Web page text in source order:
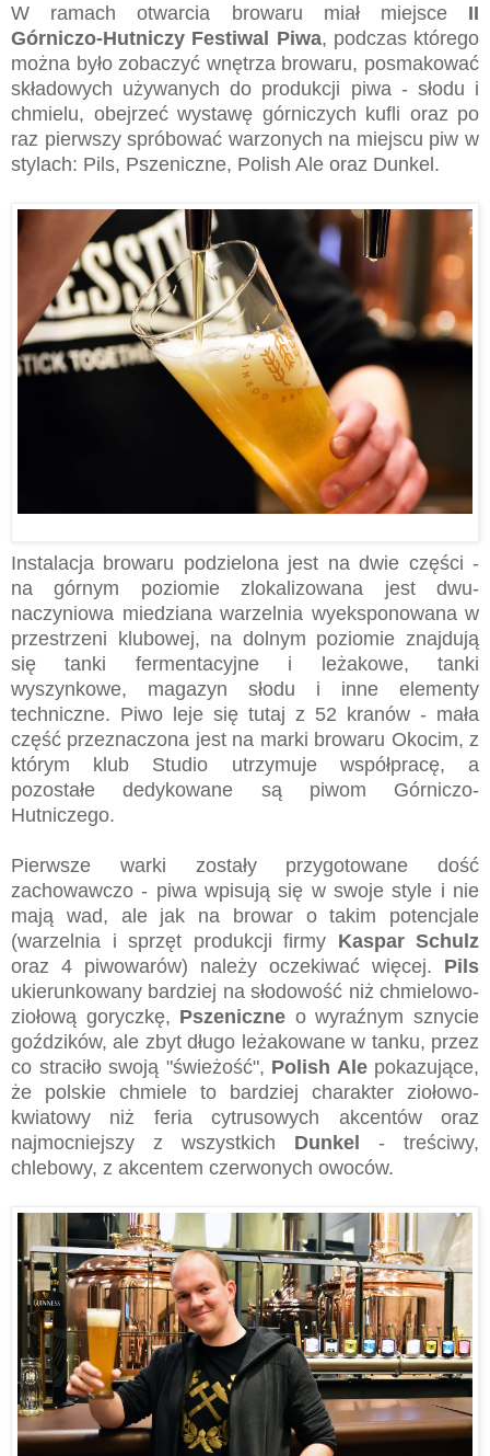
W ramach otwarcia browaru miał miejsce II
Górniczo-Hutniczy Festiwal Piwa, podczas którego
można było zobaczyć wnętrza browaru, posmakować
składowych używanych do produkcji piwa - słodu i
chmielu, obejrzeć wystawę górniczych kufli oraz po
raz pierwszy spróbować warzonych na miejscu piw w
stylach: Pils, Pszeniczne, Polish Ale oraz Dunkel.
Instalacja browaru podzielona jest na dwie części -
na górnym poziomie zlokalizowana jest dwu-
naczyniowa miedziana warzelnia wyeksponowana w
przestrzeni klubowej, na dolnym poziomie znajdują
się tanki fermentacyjne i leżakowe, tanki
wyszynkowe, magazyn słodu i inne elementy
techniczne. Piwo leje się tutaj z 52 kranów - mała
część przeznaczona jest na marki browaru Okocim, z
którym klub Studio utrzymuje współpracę, a
pozostałe dedykowane są piwom Górniczo-
Hutniczego.
Pierwsze warki zostały przygotowane dość
zachowawczo - piwa wpisują się w swoje style i nie
mają wad, ale jak na browar o takim potencjale
(warzelnia i sprzęt produkcji firmy Kaspar Schulz
oraz 4 piwowarów) należy oczekiwać więcej. Pils
ukierunkowany bardziej na słodowość niż chmielowo-
ziołową goryczkę, Pszeniczne o wyraźnym sznycie
goździków, ale zbyt długo leżakowane w tanku, przez
co straciło swoją "świeżość", Polish Alepokazujące,
że polskie chmiele to bardziej charakter ziołowo-
kwiatowy niż feria cytrusowych akcentów oraz
najmocniejszy z wszystkich Dunkel
- treściwy,
chlebowy, z akcentem czerwonych owoców.